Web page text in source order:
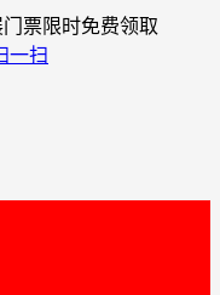
票限时免费领取
一扫